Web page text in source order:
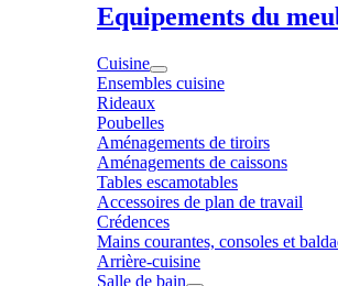
Equipements du
Cuisine
Ensembles cuisine
Rideaux
Poubelles
Aménagements de tiroirs
Aménagements de caissons
Tables escamotables
Accessoires de plan de travail
Crédences
Mains courantes, consoles et
Arrière-cuisine
Salle de bain